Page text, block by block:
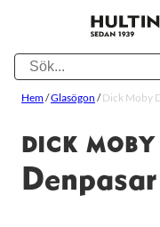
Hem/Glasögon /Dick Moby
DICK MOBY
Denpasar